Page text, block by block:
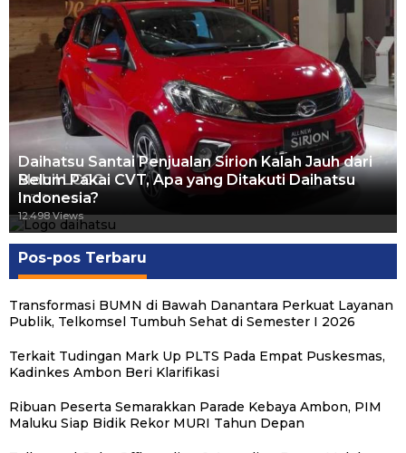
Daihatsu Santai Penjualan Sirion Kalah Jauh dari
Mobil LCGC
12.559 Views
Belum Pakai CVT, Apa yang Ditakuti Daihatsu
Indonesia?
12.498 Views
Pos-pos Terbaru
Transformasi BUMN di Bawah Danantara Perkuat Layanan
Publik, Telkomsel Tumbuh Sehat di Semester I 2026
Terkait Tudingan Mark Up PLTS Pada Empat Puskesmas,
Kadinkes Ambon Beri Klarifikasi
Ribuan Peserta Semarakkan Parade Kebaya Ambon, PIM
Maluku Siap Bidik Rekor MURI Tahun Depan